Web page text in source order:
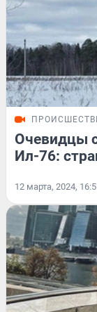
Очевидцы
Ил-76:
12 марта, 2024,